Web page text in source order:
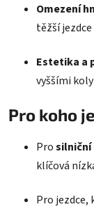
Omezení
těžší
Estetika a
vyššími
Pro koho
Prosilniční
klíčová
Pro